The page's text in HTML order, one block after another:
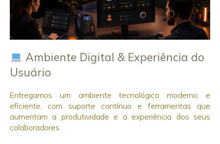
Ambiente Digital & Experiência do
Usuário
Entregamos um ambiente tecnológico moderno e
eficiente, com suporte contínuo e ferramentas que
aumentam a produtividade e a experiência dos seus
colaboradores.